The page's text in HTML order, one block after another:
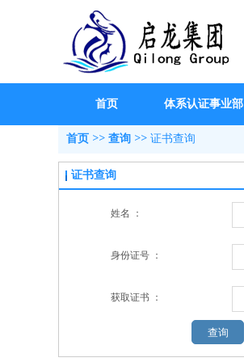
首页 体系认证事业部
首页 >> 查询 >> 证书查询
证书查询
姓名 ：
身份证号 ：
获取证书 ：
查询